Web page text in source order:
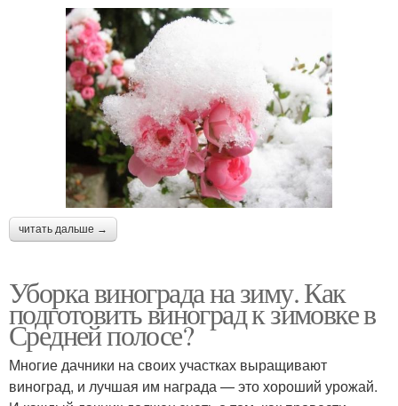
читать дальше →
Уборка винограда на зиму. Как
подготовить виноград к зимовке в
Средней полосе?
Многие дачники на своих участках выращивают
виноград, и лучшая им награда — это хороший урожай.